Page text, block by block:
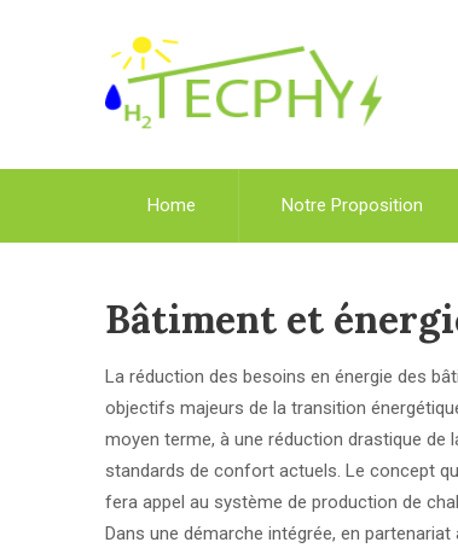
Home Notre Proposition
Bâtiment et
La réduction des besoins en énergie des
objectifs majeurs de la transition
moyen terme, à une réduction drastique de
standards de confort actuels. Le concept
fera appel au système de production de
Dans une démarche intégrée, en partenariat